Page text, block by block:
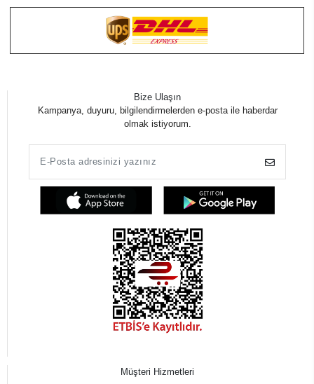
Bize Ulaşın
Kampanya, duyuru, bilgilendirmelerden e-posta ile haberdar
olmak istiyorum.
Müşteri Hizmetleri